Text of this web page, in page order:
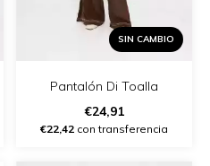
SIN CAMBIO
Pantalón Di Toalla
€24,91
€22,42 con transferencia